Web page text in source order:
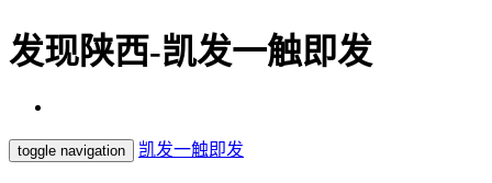
发现陕西-凯发一触即发
toggle navigation 凯发一触即发